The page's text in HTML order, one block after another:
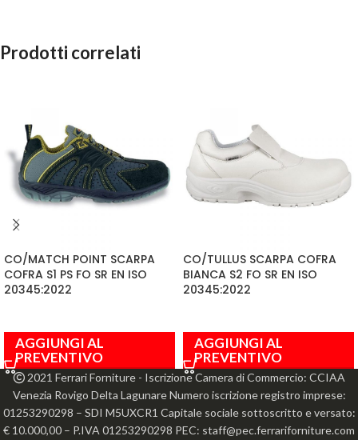
Prodotti correlati
CO/MATCH POINT SCARPA
COFRA S1 PS FO SR EN ISO
20345:2022
AGGIUNGI AL
PREVENTIVO
CO/TULLUS SCARPA COFRA
BIANCA S2 FO SR EN ISO
20345:2022
AGGIUNGI AL
PREVENTIVO
2021 Ferrari Forniture - Iscrizione Camera di Commercio: CCIAA
Venezia Rovigo Delta Lagunare Numero iscrizione registro imprese:
01253290298 – SDI M5UXCR1 Capitale sociale sottoscritto e versato:
€ 10.000,00 – P.IVA 01253290298 PEC: staff@pec.ferrariforniture.com